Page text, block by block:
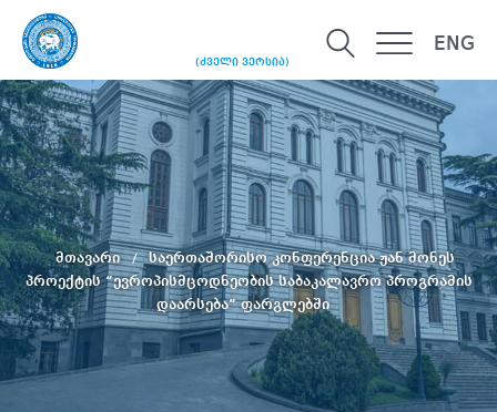
(ძველი ვერსია)
ENG
მთავარი
საერთაშორისო კონფერენცია ჟან მონეს
პროექტის “ევროპისმცოდნეობის საბაკალავრო პროგრამის
დაარსება” ფარგლებში